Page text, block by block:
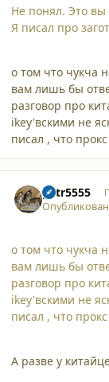
Не понял. Это вы
Я писал про
о том что чукча
вам лишь бы
разговор про
ikey'вскими не
писал , что
petr5555
о том что чукча
вам лишь бы
разговор про
ikey'вскими не
писал , что
А разве у